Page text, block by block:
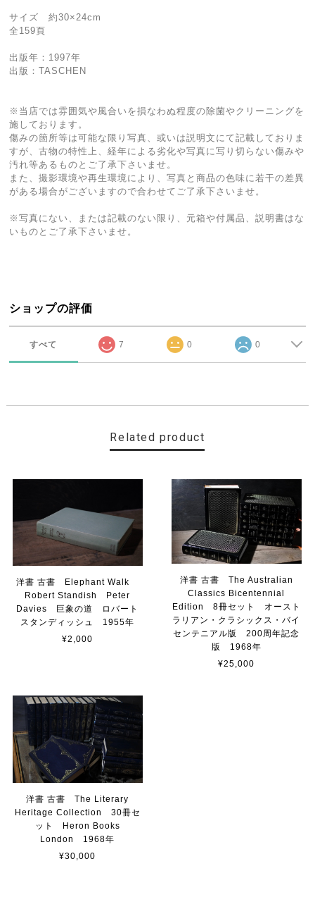
サイズ 約30×24cm
全159頁
出版年：1997年
出版：TASCHEN
※当店では雰囲気や風合いを損なわぬ程度の除菌やクリーニングを
施しております。
傷みの箇所等は可能な限り写真、或いは説明文にて記載しておりま
すが、古物の特性上、経年による劣化や写真に写り切らない傷みや
汚れ等あるものとご了承下さいませ。
また、撮影環境や再生環境により、写真と商品の色味に若干の差異
がある場合がございますので合わせてご了承下さいませ。
※写真にない、または記載のない限り、元箱や付属品、説明書はな
いものとご了承下さいませ。
ショップの評価
すべて 7 0 0
Related product
洋書 古書 Elephant Walk
Robert Standish Peter
Davies 巨象の道 ロバート
スタンディッシュ 1955年
¥2,000
洋書 古書 The Australian
Classics Bicentennial
Edition 8冊セット オースト
ラリアン・クラシックス・バイ
センテニアル版 200周年記念
版 1968年
¥25,000
洋書 古書 The Literary
Heritage Collection 30冊セ
ット Heron Books
London 1968年
¥30,000